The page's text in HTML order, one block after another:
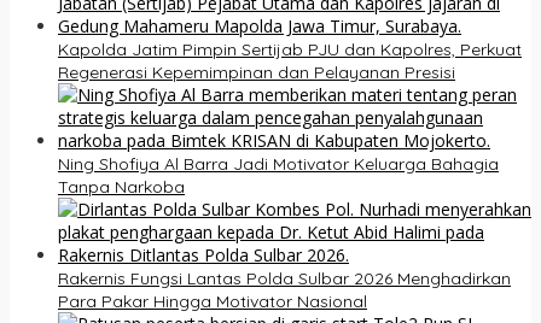
Kapolda Jatim Pimpin Sertijab PJU dan Kapolres, Perkuat
Regenerasi Kepemimpinan dan Pelayanan Presisi
Ning Shofiya Al Barra Jadi Motivator Keluarga Bahagia
Tanpa Narkoba
Rakernis Fungsi Lantas Polda Sulbar 2026 Menghadirkan
Para Pakar Hingga Motivator Nasional